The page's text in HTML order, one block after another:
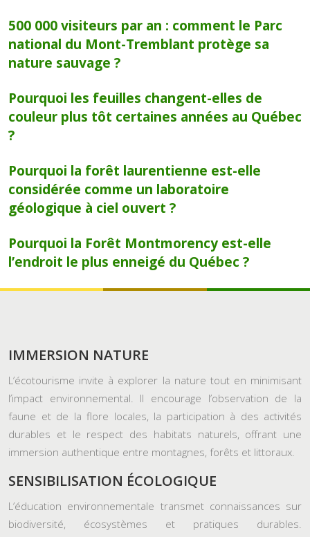
500 000 visiteurs par an : comment le Parc
national du Mont-Tremblant protège sa
nature sauvage ?
Pourquoi les feuilles changent-elles de
couleur plus tôt certaines années au Québec
?
Pourquoi la forêt laurentienne est-elle
considérée comme un laboratoire
géologique à ciel ouvert ?
Pourquoi la Forêt Montmorency est-elle
l’endroit le plus enneigé du Québec ?
IMMERSION NATURE
L’écotourisme invite à explorer la nature tout en minimisant
l’impact environnemental. Il encourage l’observation de la
faune et de la flore locales, la participation à des activités
durables et le respect des habitats naturels, offrant une
immersion authentique entre montagnes, forêts et littoraux.
SENSIBILISATION ÉCOLOGIQUE
L’éducation environnementale transmet connaissances sur
biodiversité, écosystèmes et pratiques durables.